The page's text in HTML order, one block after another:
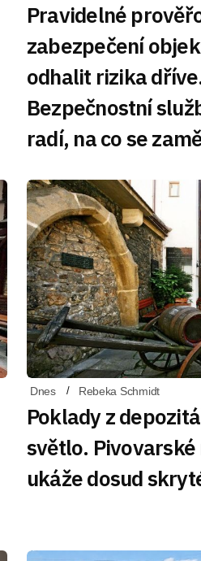
Pravidelné
zabezpečení
odhalit rizika
Bezpečnostní
radí, na co se
Dnes Rebeka Schmidt
Poklady z
světlo.
ukáže dosud